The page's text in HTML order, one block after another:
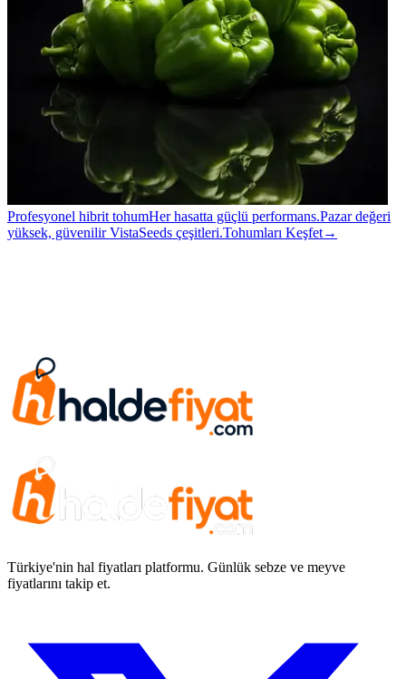
Profesyonel hibrit tohumHer hasatta güçlü performans.Pazar değeri
yüksek, güvenilir VistaSeeds çeşitleri.Tohumları Keşfet→
Türkiye'nin hal fiyatları platformu. Günlük sebze ve meyve
fiyatlarını takip et.